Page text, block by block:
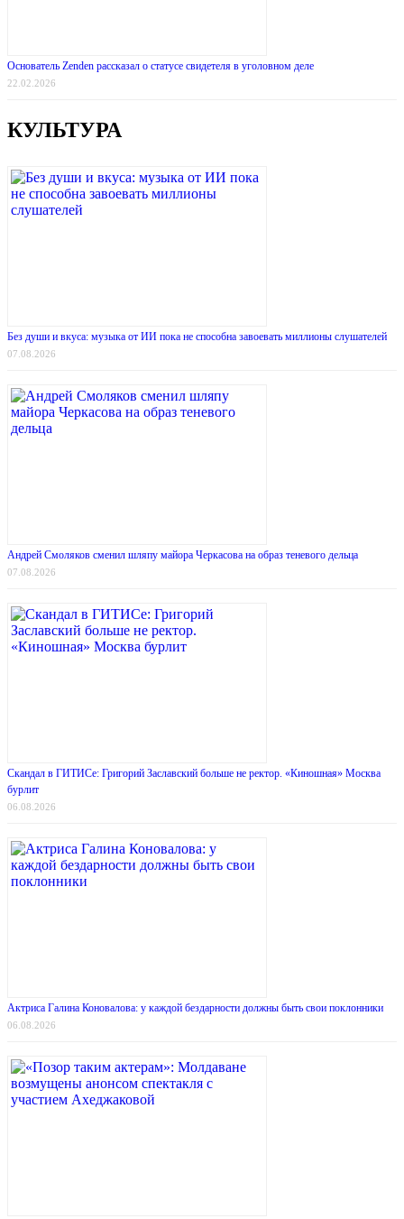
Основатель Zenden рассказал о статусе свидетеля в уголовном деле
22.02.2026
КУЛЬТУРА
Без души и вкуса: музыка от ИИ пока не способна завоевать миллионы слушателей
07.08.2026
Андрей Смоляков сменил шляпу майора Черкасова на образ теневого дельца
07.08.2026
Скандал в ГИТИСе: Григорий Заславский больше не ректор. «Киношная» Москва
бурлит
06.08.2026
Актриса Галина Коновалова: у каждой бездарности должны быть свои поклонники
06.08.2026